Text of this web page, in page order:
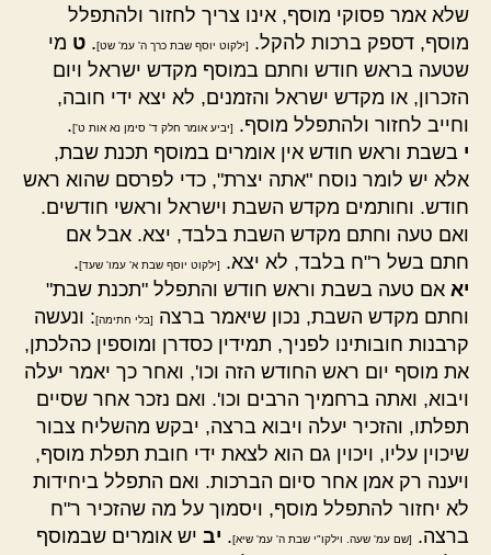
שלא אמר פסוקי מוסף, אינו צריך לחזור ולהתפלל
מוסף, דספק ברכות להקל.
[ילקוט יוסף שבת כרך ה' עמ' שט]. ט מי
שטעה בראש חודש וחתם במוסף מקדש ישראל ויום
הזכרון, או מקדש ישראל והזמנים, לא יצא ידי חובה,
וחייב לחזור ולהתפלל מוסף.
[יביע אומר חלק ד' סימן נא אות ט'].
י בשבת וראש חודש אין אומרים במוסף תכנת שבת,
אלא יש לומר נוסח "אתה יצרת", כדי לפרסם שהוא ראש
חודש. וחותמים מקדש השבת וישראל וראשי חודשים.
ואם טעה וחתם מקדש השבת בלבד, יצא. אבל אם
חתם בשל ר"ח בלבד, לא יצא.
[ילקוט יוסף שבת א' עמו' שעד].
יא אם טעה בשבת וראש חודש והתפלל "תכנת שבת"
וחתם מקדש השבת, נכון שיאמר ברצה
[בלי חתימה]: ונעשה
קרבנות חובותינו לפניך, תמידין כסדרן ומוספין כהלכתן,
את מוסף יום ראש החודש הזה וכו', ואחר כך יאמר יעלה
ויבוא, ואתה ברחמיך הרבים וכו'. ואם נזכר אחר שסיים
תפלתו, והזכיר יעלה ויבוא ברצה, יבקש מהשליח צבור
שיכוין עליו, ויכוין גם הוא לצאת ידי חובת תפלת מוסף,
ויענה רק אמן אחר סיום הברכות. ואם התפלל ביחידות
לא יחזור להתפלל מוסף, ויסמוך על מה שהזכיר ר"ח
ברצה.
[שם עמ' שעה. וילקו"י שבת ה' עמ' שיא]. יב יש אומרים שבמוסף